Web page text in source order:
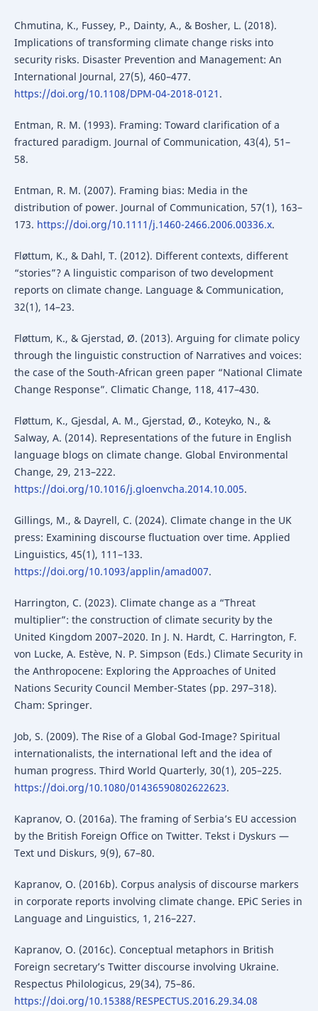
Chmutina, K., Fussey, P., Dainty, A., & Bosher, L. (2018).
Implications of transforming climate change risks into
security risks. Disaster Prevention and Management: An
International Journal, 27(5), 460–477.
https://doi.org/10.1108/DPM-04-2018-0121 .
Entman, R. M. (1993). Framing: Toward clarification of a
fractured paradigm. Journal of Communication, 43(4), 51–
58.
Entman, R. M. (2007). Framing bias: Media in the
distribution of power. Journal of Communication, 57(1), 163–
173. https://doi.org/10.1111/j.1460-2466.2006.00336.x.
Fløttum, K., & Dahl, T. (2012). Different contexts, different
“stories”? A linguistic comparison of two development
reports on climate change. Language & Communication,
32(1), 14–23.
Fløttum, K., & Gjerstad, Ø. (2013). Arguing for climate policy
through the linguistic construction of Narratives and voices:
the case of the South-African green paper “National Climate
Change Response”. Climatic Change, 118, 417–430.
Fløttum, K., Gjesdal, A. M., Gjerstad, Ø., Koteyko, N., &
Salway, A. (2014). Representations of the future in English
language blogs on climate change. Global Environmental
Change, 29, 213–222.
https://doi.org/10.1016/j.gloenvcha.2014.10.005.
Gillings, M., & Dayrell, C. (2024). Climate change in the UK
press: Examining discourse fluctuation over time. Applied
Linguistics, 45(1), 111–133.
https://doi.org/10.1093/applin/amad007.
Harrington, C. (2023). Climate change as a “Threat
multiplier”: the construction of climate security by the
United Kingdom 2007–2020. In J. N. Hardt, C. Harrington, F.
von Lucke, A. Estève, N. P. Simpson (Eds.) Climate Security in
the Anthropocene: Exploring the Approaches of United
Nations Security Council Member-States (pp. 297–318).
Cham: Springer.
Job, S. (2009). The Rise of a Global God-Image? Spiritual
internationalists, the international left and the idea of
human progress. Third World Quarterly, 30(1), 205–225.
https://doi.org/10.1080/01436590802622623.
Kapranov, O. (2016a). The framing of Serbia’s EU accession
by the British Foreign Office on Twitter. Tekst i Dyskurs —
Text und Diskurs, 9(9), 67–80.
Kapranov, O. (2016b). Corpus analysis of discourse markers
in corporate reports involving climate change. EPiC Series in
Language and Linguistics, 1, 216–227.
Kapranov, O. (2016c). Conceptual metaphors in British
Foreign secretary’s Twitter discourse involving Ukraine.
Respectus Philologicus, 29(34), 75–86.
https://doi.org/10.15388/RESPECTUS.2016.29.34.08